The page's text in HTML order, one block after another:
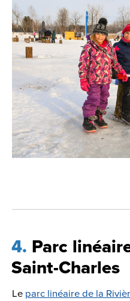
4 Parc
Saint-Charles
Le parc linéaire de la